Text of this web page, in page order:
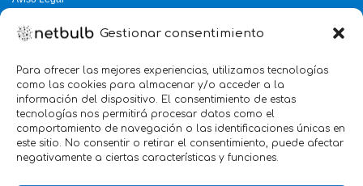
Gestionar consentimiento
Para ofrecer las mejores experiencias, utilizamos tecnologías
como las cookies para almacenar y/o acceder a la
información del dispositivo. El consentimiento de estas
tecnologías nos permitirá procesar datos como el
comportamiento de navegación o las identificaciones únicas en
este sitio. No consentir o retirar el consentimiento, puede afectar
negativamente a ciertas características y funciones.
Política de Cookies
5.0
Servicio mejor valorado 2025
verificado por: Trustindex